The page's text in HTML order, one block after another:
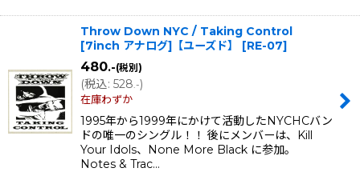
Throw Down NYC / Taking Control
[7inch アナログ]【ユーズド】
[RE-07]
480.-(税別)
(税込: 528 .-)
在庫わずか
1995年から1999年にかけて活動したNYCHCバン
ドの唯一のシングル！！ 後にメンバーは、Kill
Your Idols、None More Black に参加。
Notes & Trac…